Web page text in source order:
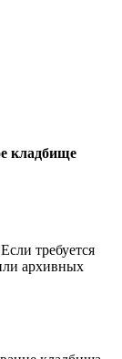
кладбище
требуется
архивных